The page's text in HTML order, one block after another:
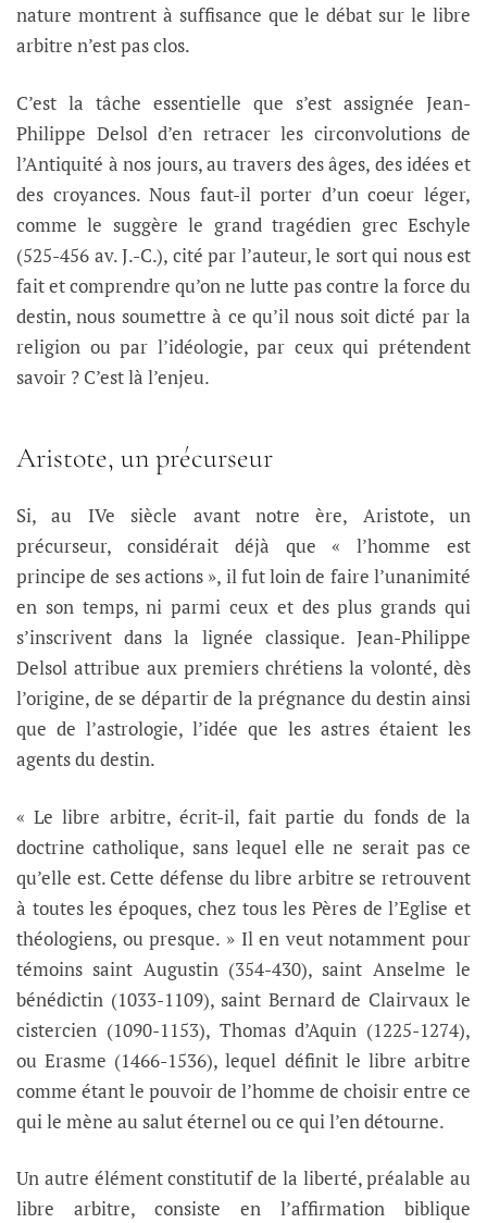
nature montrent à suffisance que le débat sur le libre
arbitre n’est pas clos.
C’est la tâche essentielle que s’est assignée Jean-
Philippe Delsol d’en retracer les circonvolutions de
l’Antiquité à nos jours, au travers des âges, des idées et
des croyances. Nous faut-il porter d’un coeur léger,
comme le suggère le grand tragédien grec Eschyle
(525-456 av. J.-C.), cité par l’auteur, le sort qui nous est
fait et comprendre qu’on ne lutte pas contre la force du
destin, nous soumettre à ce qu’il nous soit dicté par la
religion ou par l’idéologie, par ceux qui prétendent
savoir ? C’est là l’enjeu.
Aristote, un précurseur
Si, au IVe siècle avant notre ère, Aristote, un
précurseur, considérait déjà que « l’homme est
principe de ses actions », il fut loin de faire l’unanimité
en son temps, ni parmi ceux et des plus grands qui
s’inscrivent dans la lignée classique. Jean-Philippe
Delsol attribue aux premiers chrétiens la volonté, dès
l’origine, de se départir de la prégnance du destin ainsi
que de l’astrologie, l’idée que les astres étaient les
agents du destin.
« Le libre arbitre, écrit-il, fait partie du fonds de la
doctrine catholique, sans lequel elle ne serait pas ce
qu’elle est. Cette défense du libre arbitre se retrouvent
à toutes les époques, chez tous les Pères de l’Eglise et
théologiens, ou presque. » Il en veut notamment pour
témoins saint Augustin (354-430), saint Anselme le
bénédictin (1033-1109), saint Bernard de Clairvaux le
cistercien (1090-1153), Thomas d’Aquin (1225-1274),
ou Erasme (1466-1536), lequel définit le libre arbitre
comme étant le pouvoir de l’homme de choisir entre ce
qui le mène au salut éternel ou ce qui l’en détourne.
Un autre élément constitutif de la liberté, préalable au
libre arbitre, consiste en l’affirmation biblique